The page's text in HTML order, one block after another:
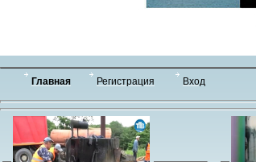
Главная Регистрация Вход